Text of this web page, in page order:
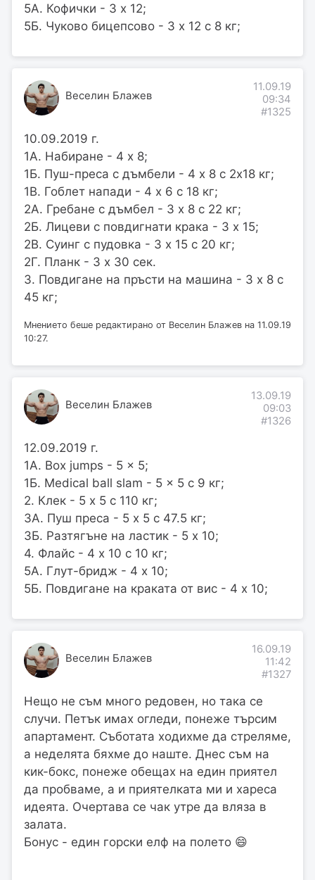
5А. Кофички - 3 х 12;
5Б. Чуково бицепсово - 3 х 12 с 8 кг;
Веселин Блажев
11.09.19
09:34
#1325
10.09.2019 г.
1А. Набиране - 4 x 8;
1Б. Пуш-преса с дъмбели - 4 х 8 с 2х18 кг;
1В. Гоблет напади - 4 х 6 с 18 кг;
2A. Гребане с дъмбел - 3 х 8 с 22 кг;
2Б. Лицеви с повдигнати крака - 3 х 15;
2В. Суинг с пудовка - 3 х 15 с 20 кг;
2Г. Планк - 3 х 30 сек.
3. Повдигане на пръсти на машина - 3 х 8 с
45 кг;
Мнението беше редактирано от Веселин Блажев на 11.09.19
10:27.
Веселин Блажев
13.09.19
09:03
#1326
12.09.2019 г.
1А. Box jumps - 5 x 5;
1Б. Medical ball slam - 5 x 5 с 9 кг;
2. Клек - 5 х 5 с 110 кг;
3А. Пуш преса - 5 х 5 с 47.5 кг;
3Б. Разтягъне на ластик - 5 х 10;
4. Флайс - 4 х 10 с 10 кг;
5А. Глут-бридж - 4 х 10;
5Б. Повдигане на краката от вис - 4 х 10;
Веселин Блажев
16.09.19
11:42
#1327
Нещо не съм много редовен, но така се
случи. Петък имах огледи, понеже търсим
апартамент. Съботата ходихме да стреляме,
а неделята бяхме до наште. Днес съм на
кик-бокс, понеже обещах на един приятел
да пробваме, а и приятелката ми и хареса
идеята. Очертава се чак утре да вляза в
залата.
Бонус - един горски елф на полето 😄